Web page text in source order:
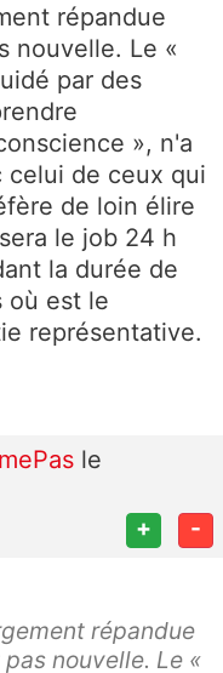
répandue
nouvelle. Le «
par des
», n'a
celui de ceux qui
de loin élire
le job 24 h
la durée de
où est le
représentative.
le
+ -
répandue
nouvelle. Le «